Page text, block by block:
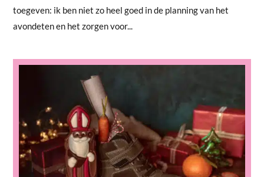
toegeven: ik ben niet zo heel goed in de planning van het
avondeten en het zorgen voor...